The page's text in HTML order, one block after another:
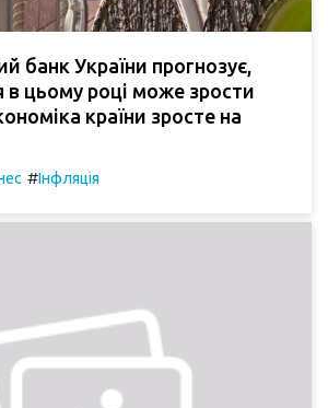
банк України прогнозує,
в цьому році може зрости
країни зросте на
#Інфляція